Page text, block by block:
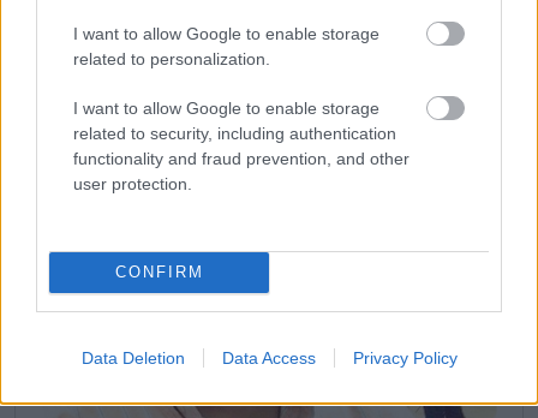
I want to allow Google to enable storage
related to personalization.
I want to allow Google to enable storage
related to security, including authentication
functionality and fraud prevention, and other
user protection.
CONFIRM
Data Deletion Data Access Privacy Policy